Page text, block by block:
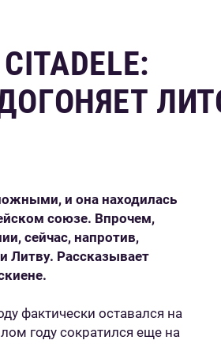
и она находилась
союзе. Впрочем,
сейчас, напротив,
Литву. Рассказывает
фактически оставался на
году сократился еще на